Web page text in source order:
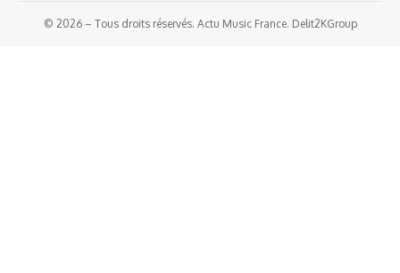
© 2026 – Tous droits réservés. Actu Music France. Delit2KGroup